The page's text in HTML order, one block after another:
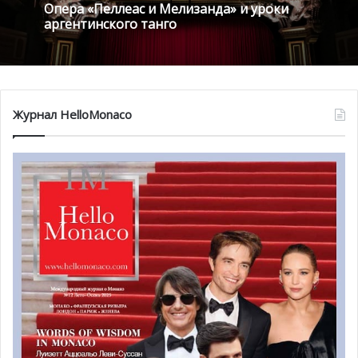
чувственность, игривость и столько эмоций окружают
это шоу, которое является одой женщинам, любви и
свободе!
Богослужение в Православном
приходе Монако
Опера «Пеллеас и Мелизанда» и уроки
аргентинского танго
Журнал HelloMonaco